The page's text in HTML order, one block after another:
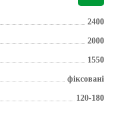
2400
2000
1550
фіксовані
120-180